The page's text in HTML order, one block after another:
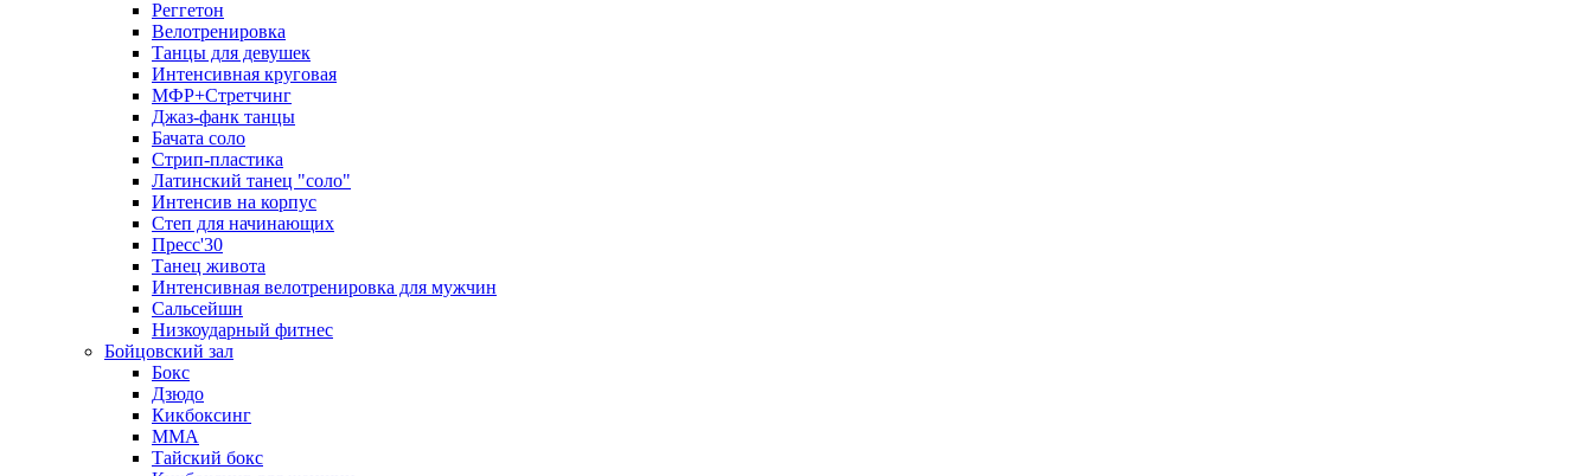
Реггетон
Велотренировка
Танцы для девушек
Интенсивная круговая
МФР+Стретчинг
Джаз-фанк танцы
Бачата соло
Стрип-пластика
Латинский танец "соло"
Интенсив на корпус
Степ для начинающих
Пресс'30
Танец живота
Интенсивная велотренировка для мужчин
Сальсейшн
Низкоударный фитнес
Бойцовский зал
Бокс
Дзюдо
Кикбоксинг
MMA
Тайский бокс